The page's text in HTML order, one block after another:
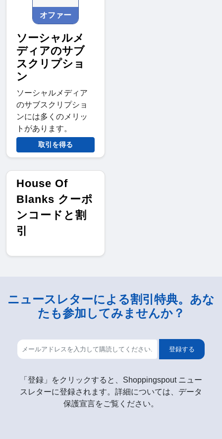
オファー
ソーシャルメ
ディアのサブ
スクリプショ
ン
ソーシャルメディア
のサブスクリプショ
ンには多くのメリッ
トがあります。
取引を得る
House Of
Blanks クーポ
ンコードと割
引
ニュースレターによる割引特典。あな
たも参加してみませんか？
登録する
「登録」をクリックすると、Shoppingspout ニュー
スレターに登録されます。詳細については、データ
保護宣言をご覧ください。